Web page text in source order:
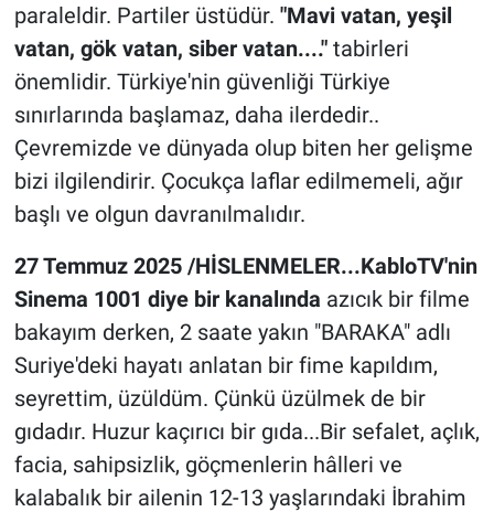
paraleldir. Partiler üstüdür. "Mavi vatan, yeşil
vatan, gök vatan, siber vatan...."tabirleri
önemlidir. Türkiye'nin güvenliği Türkiye
sınırlarında başlamaz, daha ilerdedir..
Çevremizde ve dünyada olup biten her gelişme
bizi ilgilendirir. Çocukça laflar edilmemeli, ağır
başlı ve olgun davranılmalıdır.
27 Temmuz 2025 /HİSLENMELER...KabloTV'nin
Sinema 1001 diye bir kanalında azıcık bir filme
bakayım derken, 2 saate yakın "BARAKA" adlı
Suriye'deki hayatı anlatan bir fime kapıldım,
seyrettim, üzüldüm. Çünkü üzülmek de bir
gıdadır. Huzur kaçırıcı bir gıda...Bir sefalet, açlık,
facia, sahipsizlik, göçmenlerin hâlleri ve
kalabalık bir ailenin 12-13 yaşlarındaki İbrahim